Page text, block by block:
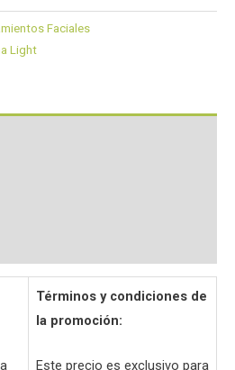
Faciales
Light
Términos y condiciones de
la promoción:
Este precio es exclusivo para